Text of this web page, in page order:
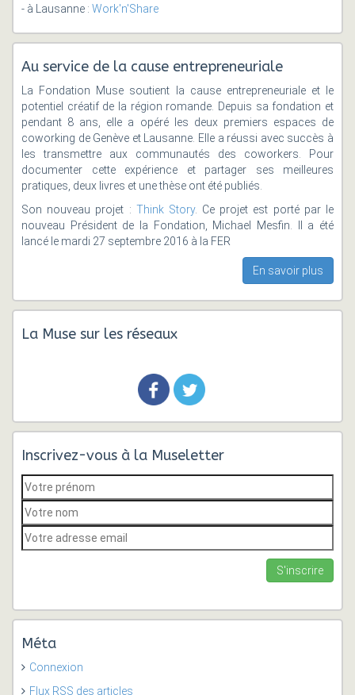
- à Lausanne : Work'n'Share
Au service de la cause entrepreneuriale
La Fondation Muse soutient la cause entrepreneuriale et le
potentiel créatif de la région romande. Depuis sa fondation et
pendant 8 ans, elle a opéré les deux premiers espaces de
coworking de Genève et Lausanne. Elle a réussi avec succès à
les transmettre aux communautés des coworkers. Pour
documenter cette expérience et partager ses meilleures
pratiques, deux livres et une thèse ont été publiés.
Son nouveau projet : Think Story. Ce projet est porté par le
nouveau Président de la Fondation, Michael Mesfin. Il a été
lancé le mardi 27 septembre 2016 à la FER
En savoir plus
La Muse sur les réseaux
Inscrivez-vous à la Museletter
Méta
Connexion
Flux RSS des articles